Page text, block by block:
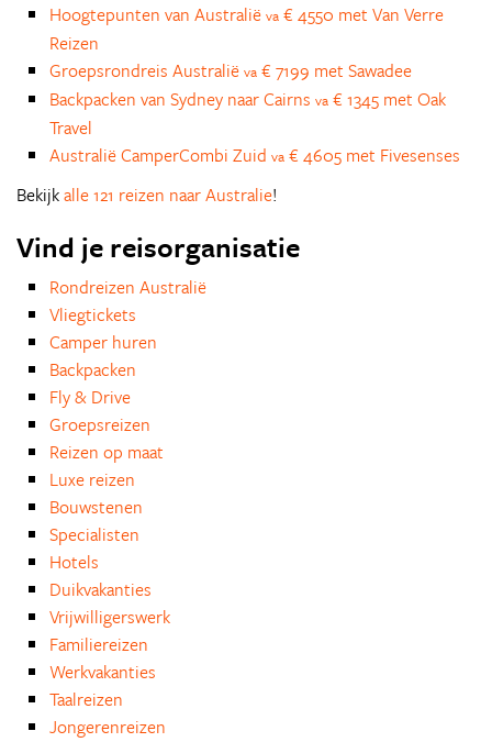
Hoogtepunten van Australië va € 4550 met Van Verre
Reizen
Groepsrondreis Australië va € 7199 met Sawadee
Backpacken van Sydney naar Cairns va € 1345 met Oak
Travel
Australië CamperCombi Zuid va € 4605 met Fivesenses
Bekijkalle 121 reizen naar Australie!
Vind je reisorganisatie
Rondreizen Australië
Vliegtickets
Camper huren
Backpacken
Fly & Drive
Groepsreizen
Reizen op maat
Luxe reizen
Bouwstenen
Specialisten
Hotels
Duikvakanties
Vrijwilligerswerk
Familiereizen
Werkvakanties
Taalreizen
Jongerenreizen